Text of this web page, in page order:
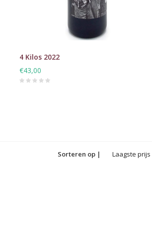
4 Kilos 2022
€43,00
Sorteren op | Laagste prijs